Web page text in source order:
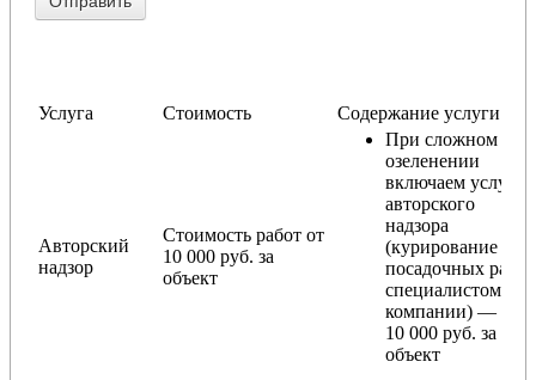
Услуга Стоимость Содержание услуги
Авторский
надзор
Стоимость работ от
10 000 руб. за
объект
При сложном
озеленении
включаем услугу
авторского
надзора
(курирование
посадочных работ
специалистом
компании) — от
10 000 руб. за
объект